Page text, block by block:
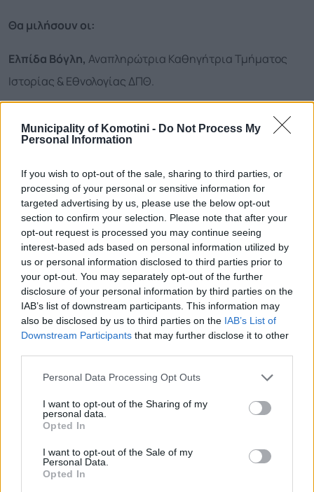
Municipality of Komotini - Do Not Process My
Personal Information
If you wish to opt-out of the sale, sharing to third parties, or
processing of your personal or sensitive information for
targeted advertising by us, please use the below opt-out
section to confirm your selection. Please note that after your
opt-out request is processed you may continue seeing
interest-based ads based on personal information utilized by
us or personal information disclosed to third parties prior to
your opt-out. You may separately opt-out of the further
disclosure of your personal information by third parties on the
IAB’s list of downstream participants. This information may
also be disclosed by us to third parties on the IAB’s List of
Downstream Participants that may further disclose it to other
Personal Data Processing Opt Outs
I want to opt-out of the Sharing of my
personal data.
Opted In
I want to opt-out of the Sale of my
Personal Data.
Opted In
Θα μιλήσουν οι:
Ελπίδα Βόγλη, Αναπληρώτρια Καθηγήτρια Τμήματος
Ιστορίας & Εθνολογίας ΔΠΘ.
Καθηγητής Τμήματος Ιστορίας &
Εθνολογίας ΔΠΘ.
Tudor Dinu, Καθηγητής Πανεπιστημίου Βουκουρεστίου.
Θα συντονίσειηΣοφία Μενεσελίδου, Φιλόλογος,
Επιστημονική Σύμβουλος Δημάρχου Κομοτηνής.
Για οποιαδήποτε πληροφορία, επικοινωνήστε με τη
Δημοτική Βιβλιοθήκη Κομοτηνής
Τηλ. επικοινωνίας: 2531022589
Τηλεφωνικό Κέντρο
FAX Δήμου
25310-22756
Γραφείο Δημάρχου